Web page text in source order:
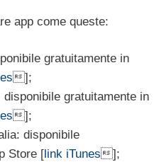
app come queste:
gratuitamente in
];
gratuitamente in
];
disponibile
Store [link iTunes ];